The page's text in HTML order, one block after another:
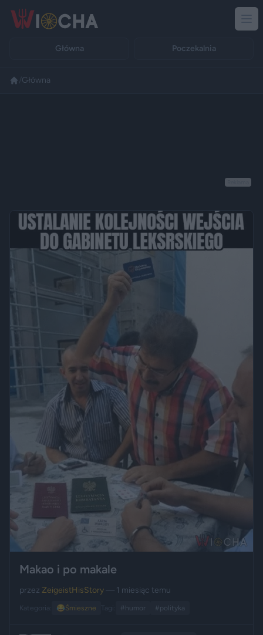
Główna Poczekalnia
Główna
Makao i po makale
przez ZeigeistHisStory— 1 miesiąc temu
Kategoria: 😂Śmieszne Tagi: #humor #polityka